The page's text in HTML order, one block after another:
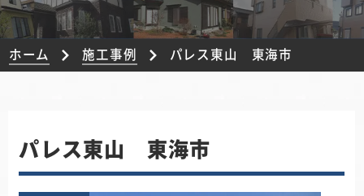
ホーム 施工事例 パレス東山 東海市
パレス東山 東海市